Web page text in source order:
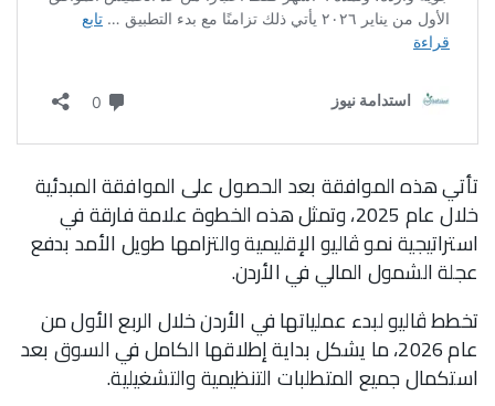
تأتي هذه الموافقة بعد الحصول على الموافقة المبدئية
خلال عام 2025، وتمثل هذه الخطوة علامة فارقة في
استراتيجية نمو ڤاليو الإقليمية والتزامها طويل الأمد بدفع
عجلة الشمول المالي في الأردن.
تخطط ڤاليو لبدء عملياتها في الأردن خلال الربع الأول من
عام 2026، ما يشكل بداية إطلاقها الكامل في السوق بعد
استكمال جميع المتطلبات التنظيمية والتشغيلية.